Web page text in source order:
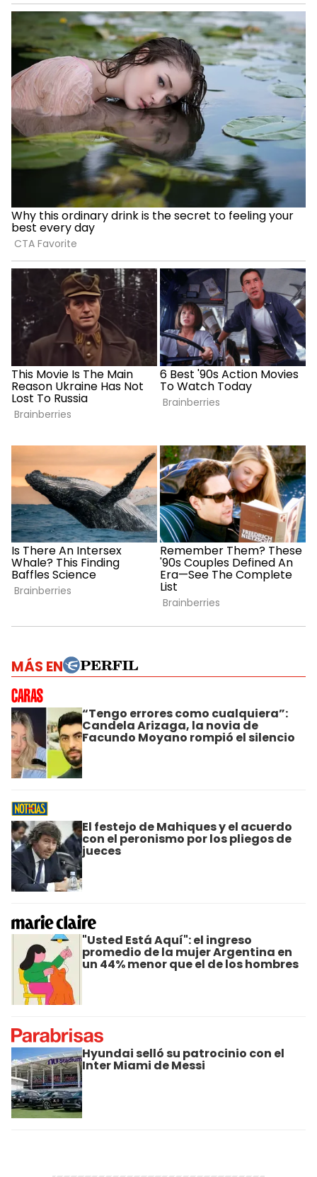
MÁS EN
“Tengo errores como cualquiera”:
Candela Arizaga, la novia de
Facundo Moyano rompió el silencio
El festejo de Mahiques y el acuerdo
con el peronismo por los pliegos de
jueces
"Usted Está Aquí": el ingreso
promedio de la mujer Argentina en
un 44% menor que el de los hombres
Hyundai selló su patrocinio con el
Inter Miami de Messi